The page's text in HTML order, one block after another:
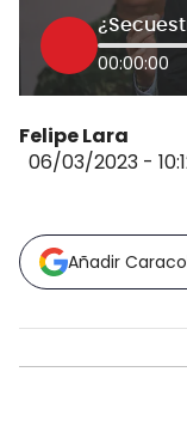
00:00:00
Felipe Lara
06/03/2023 -
Añadir